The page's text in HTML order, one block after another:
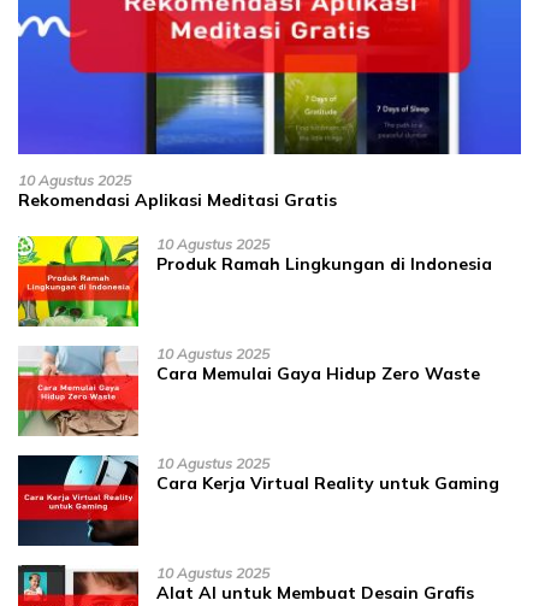
10 Agustus 2025
Rekomendasi Aplikasi Meditasi Gratis
10 Agustus 2025
Produk Ramah Lingkungan di Indonesia
10 Agustus 2025
Cara Memulai Gaya Hidup Zero Waste
10 Agustus 2025
Cara Kerja Virtual Reality untuk Gaming
10 Agustus 2025
Alat AI untuk Membuat Desain Grafis